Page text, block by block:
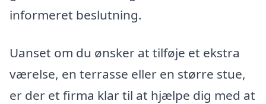
informeret beslutning.
Uanset om du ønsker at tilføje et ekstra
værelse, en terrasse eller en større stue,
er der et firma klar til at hjælpe dig med at